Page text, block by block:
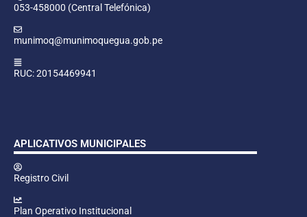
053-458000 (Central Telefónica)
munimoq@munimoquegua.gob.pe
RUC: 20154469941
APLICATIVOS MUNICIPALES
Registro Civil
Plan Operativo Institucional